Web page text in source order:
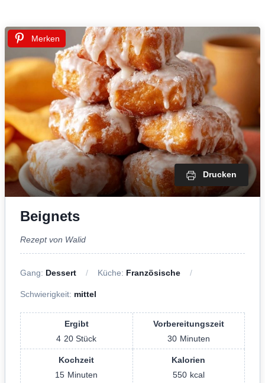
Merken
Drucken
Beignets
Rezept von Walid
Gang: Dessert Küche: Französische
Schwierigkeit: mittel
Ergibt
4 20 Stück
Vorbereitungszeit
30 Minuten
Kochzeit
15 Minuten
Kalorien
550 kcal